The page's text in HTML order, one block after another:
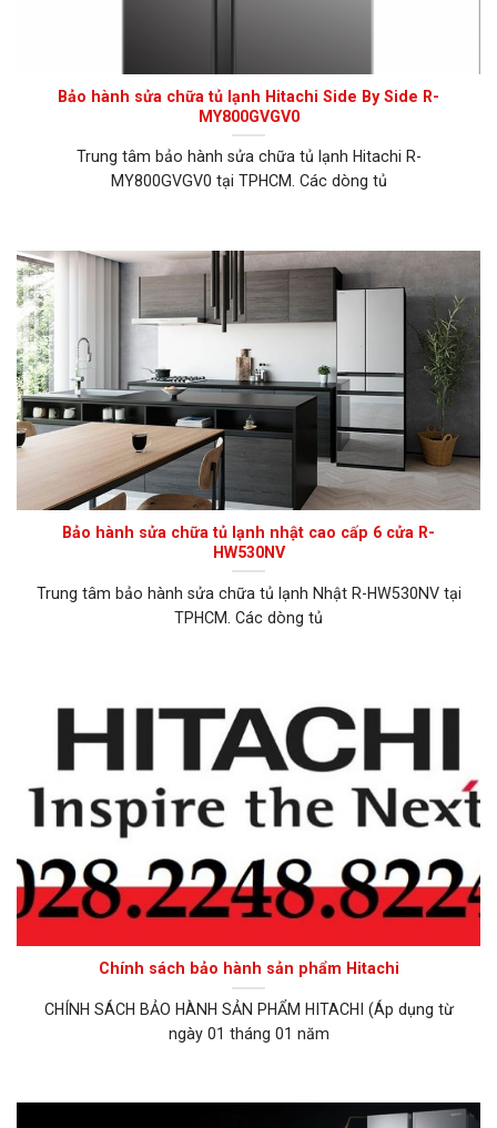
Bảo hành sửa chữa tủ lạnh Hitachi Side By Side R-
MY800GVGV0
Trung tâm bảo hành sửa chữa tủ lạnh Hitachi R-
MY800GVGV0 tại TPHCM. Các dòng tủ
Bảo hành sửa chữa tủ lạnh nhật cao cấp 6 cửa R-
HW530NV
Trung tâm bảo hành sửa chữa tủ lạnh Nhật R-HW530NV tại
TPHCM. Các dòng tủ
Chính sách bảo hành sản phẩm Hitachi
CHÍNH SÁCH BẢO HÀNH SẢN PHẨM HITACHI (Áp dụng từ
ngày 01 tháng 01 năm